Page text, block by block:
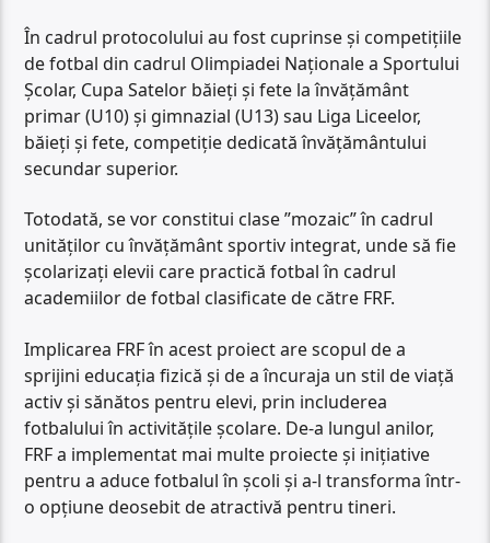
În cadrul protocolului au fost cuprinse și competițiile
de fotbal din cadrul Olimpiadei Naționale a Sportului
Școlar, Cupa Satelor băieți și fete la învățământ
primar (U10) și gimnazial (U13) sau Liga Liceelor,
băieți și fete, competiție dedicată învățământului
secundar superior.
Totodată, se vor constitui clase ”mozaic” în cadrul
unităților cu învățământ sportiv integrat, unde să fie
școlarizați elevii care practică fotbal în cadrul
academiilor de fotbal clasificate de către FRF.
Implicarea FRF în acest proiect are scopul de a
sprijini educația fizică și de a încuraja un stil de viață
activ și sănătos pentru elevi, prin includerea
fotbalului în activitățile școlare. De-a lungul anilor,
FRF a implementat mai multe proiecte și inițiative
pentru a aduce fotbalul în școli și a-l transforma într-
o opțiune deosebit de atractivă pentru tineri.